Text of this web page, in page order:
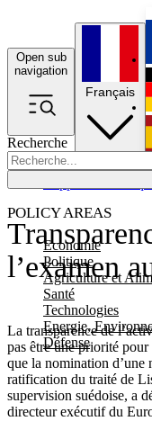
Open sub
navigation
Recherche
POLICY AREAS
Economie
Politique
Agriculture et
Santé
Technologies
Energie,
Défense
Français
l’examen
La transparence de
pas être une priorité
que la nomination d’une
ratification du traité de
supervision suédoise, a
directeur exécutif du